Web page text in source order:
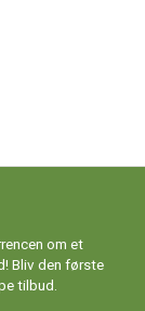
om et
Bliv den første
tilbud.